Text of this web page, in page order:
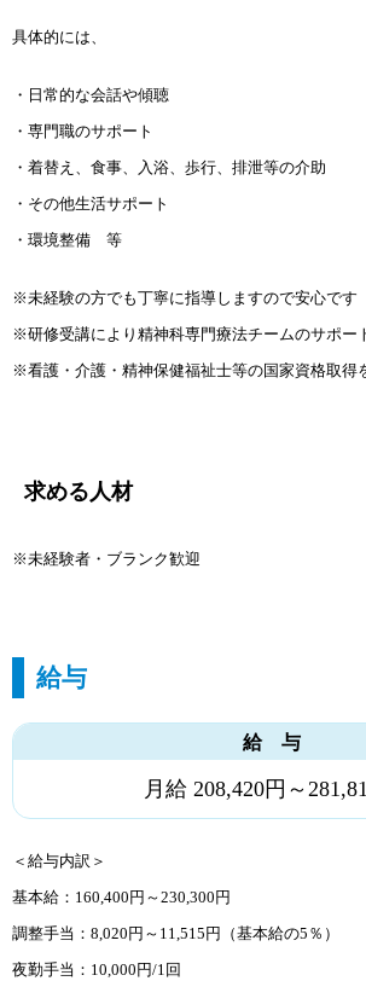
具体的には、
・日常的な会話や傾聴
・専門職のサポート
・着替え、食事、入浴、歩行、排泄等の介助
・その他生活サポート
・環境整備 等
※未経験の方でも丁寧に指導しますので安心です
※研修受講により精神科専門療法チームのサポー
※看護・介護・精神保健福祉士等の国家資格取得
求める人材
※未経験者・ブランク歓迎
給与
給 与
月給 208,420円～
＜給与内訳＞
基本給：160,400円～230,300円
調整手当：8,020円～11,515円（基本給の5％）
夜勤手当：10,000円/1回